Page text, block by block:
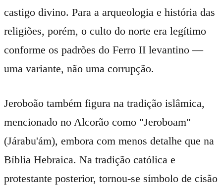
castigo divino. Para a arqueologia e história das
religiões, porém, o culto do norte era legítimo
conforme os padrões do Ferro II levantino —
uma variante, não uma corrupção.
Jeroboão também figura na tradição islâmica,
mencionado no Alcorão como "Jeroboam"
(Járabu'ám), embora com menos detalhe que na
Bíblia Hebraica. Na tradição católica e
protestante posterior, tornou-se símbolo de cisão